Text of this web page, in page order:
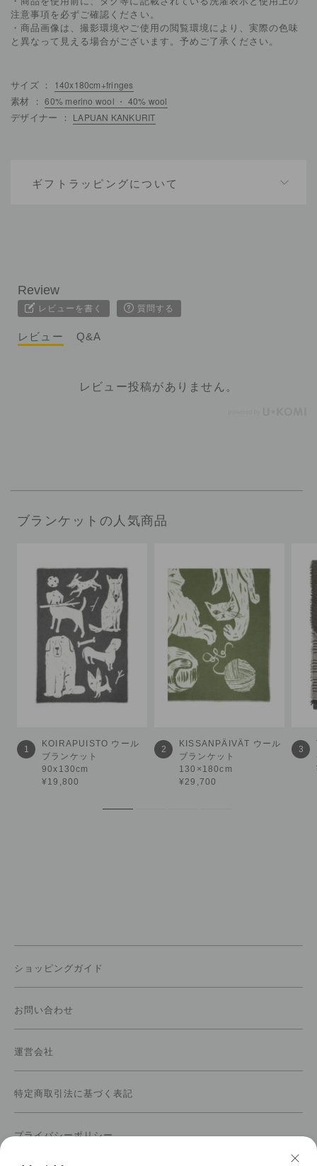
注意事項を必ずご確認ください。
・商品画像は、撮影環境やご使用の閲覧環境により、実際の色味
と異なって見える場合がございます。予めご了承ください。
サイズ ： 140x180cm+fringes
素材 ：60% merino wool ・ 40% wool
デザイナー ： LAPUAN KANKURIT
ギフトラッピングについて
レビューを書く 質問する
レビュー Q&A
レビュー投稿がありません。
ブランケットの人気商品
1
KOIRAPUISTO ウール
ブランケット
90x130cm
¥19,800
2
KISSANPÄIVÄT ウール
ブランケット
130×180cm
¥29,700
3
ショッピングガイド
お問い合わせ
運営会社
特定商取引法に基づく表記
プライバシーポリシー